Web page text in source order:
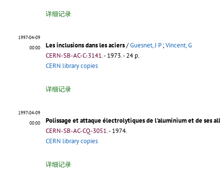
详细记录
1997-04-09
00:00
Les inclusions dans les aciers/Guesnet, J P;Vincent, G
CERN-SB-AC-C-3141.- 1973. - 24 p.
CERN library copies
详细记录
1997-04-09
00:00
Polissage et attaque électrolytiques de l'aluminium et de ses
CERN-SB-AC-CQ-3051.- 1974.
CERN library copies
详细记录